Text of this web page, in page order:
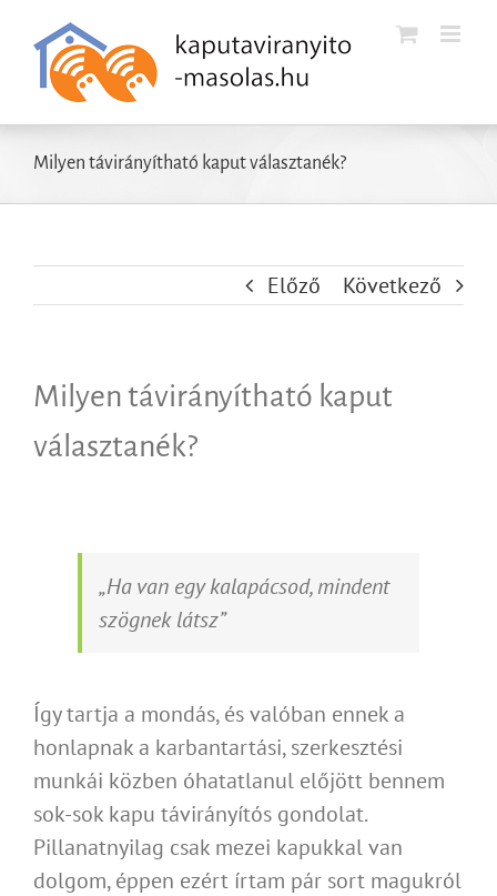
Kihagyás
Milyen távirányítható kaput választanék?
Előző Következő
Milyen távirányítható kaput
választanék?
„Ha van egy kalapácsod, mindent
szögnek látsz”
Így tartja a mondás, és valóban ennek a
honlapnak a karbantartási, szerkesztési
munkái közben óhatatlanul előjött bennem
sok-sok kapu távirányítós gondolat.
Pillanatnyilag csak mezei kapukkal van
dolgom, éppen ezért írtam pár sort magukról